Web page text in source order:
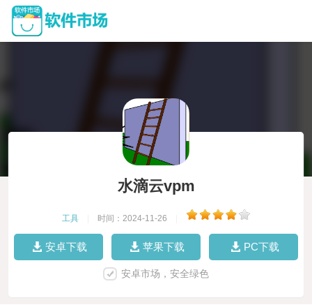
水滴云vpm
工具 时间：2024-11-26
安卓下载 苹果下载 PC下载
安卓市场，安全绿色